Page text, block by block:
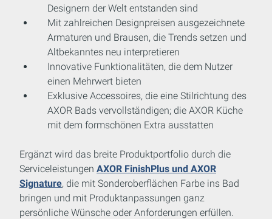
Designern der Welt entstanden sind
Mit zahlreichen Designpreisen ausgezeichnete
Armaturen und Brausen, die Trends setzen und
Altbekanntes neu interpretieren
Innovative Funktionalitäten, die dem Nutzer
einen Mehrwert bieten
Exklusive Accessoires, die eine Stilrichtung des
AXOR Bads vervollständigen; die AXOR Küche
mit dem formschönen Extra ausstatten
Ergänzt wird das breite Produktportfolio durch die
Serviceleistungen AXOR FinishPlus und AXOR
Signature, die mit Sonderoberflächen Farbe ins Bad
bringen und mit Produktanpassungen ganz
persönliche Wünsche oder Anforderungen erfüllen.